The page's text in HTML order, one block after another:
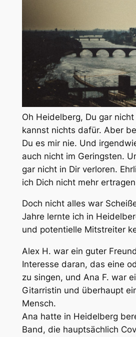
Oh Heidelberg, Du gar
kannst nichts dafür. Aber
Du es mir nie. Und
auch nicht im Geringsten.
gar nicht in Dir verloren.
ich Dich nicht mehr
Doch nicht alles war
Jahre lernte ich in
und potentielle Mitstreiter
Alex H. war ein guter
Interesse daran, das eine
zu singen, und Ana F. war
Gitarristin und überhaupt
Mensch.
Ana hatte in Heidelberg
Band, die hauptsächlich